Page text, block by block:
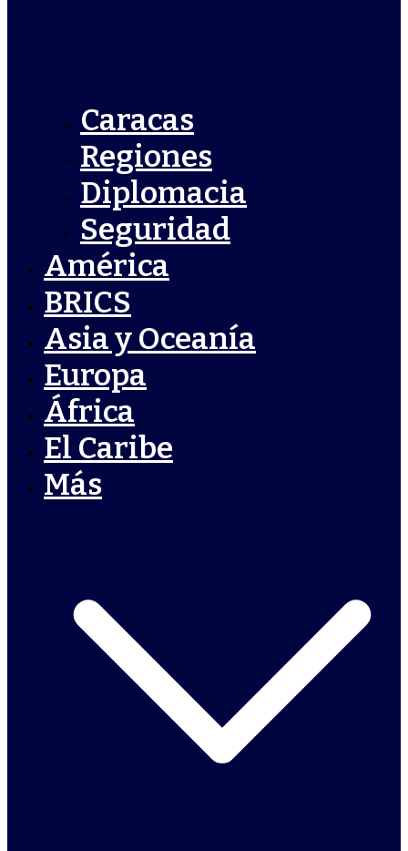
Caracas
Regiones
Diplomacia
Seguridad
América
BRICS
Asia y Oceanía
Europa
África
El Caribe
Más